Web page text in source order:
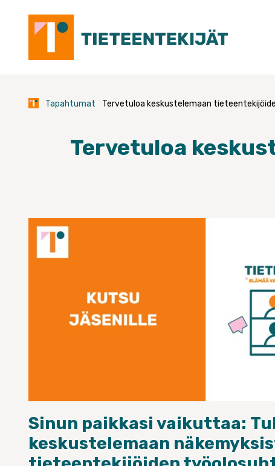
content
Tapahtumat Tervetuloa keskustelemaan
Tervetuloa
Sinun paikkasi vaikuttaa:
keskustelemaan